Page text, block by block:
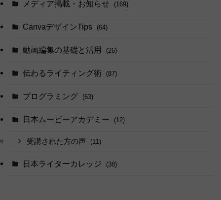
メディア掲載・お知らせ (169)
CanvaデザインTips (64)
動画編集の基礎と活用 (26)
伝わるライティング術 (87)
プログラミング (63)
日本ムービーアカデミー (12)
受講された方の声 (11)
日本ライターカレッジ (38)